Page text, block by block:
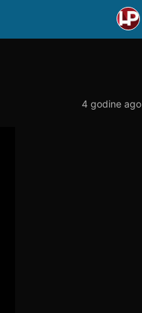
4 godine ago